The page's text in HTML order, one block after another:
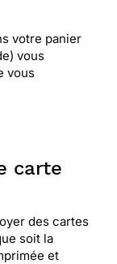
votre panier
vous
vous
carte
des cartes
soit la
et